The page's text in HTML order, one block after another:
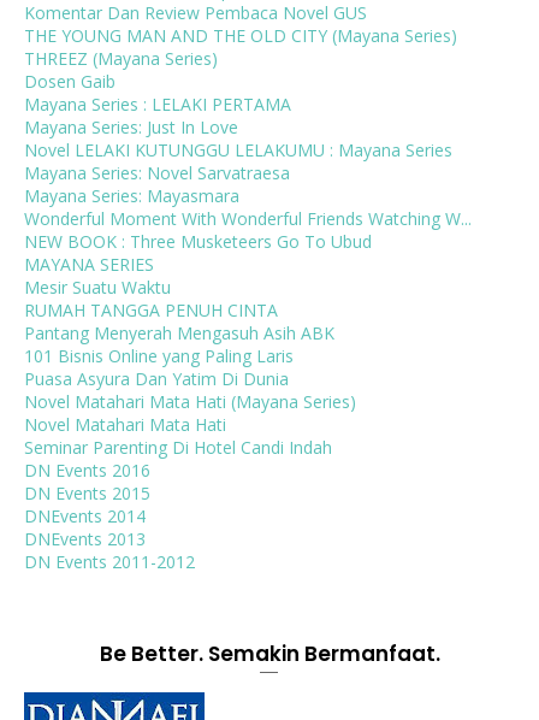
Komentar Dan Review Pembaca Novel GUS
THE YOUNG MAN AND THE OLD CITY (Mayana Series)
THREEZ (Mayana Series)
Dosen Gaib
Mayana Series : LELAKI PERTAMA
Mayana Series: Just In Love
Novel LELAKI KUTUNGGU LELAKUMU : Mayana Series
Mayana Series: Novel Sarvatraesa
Mayana Series: Mayasmara
Wonderful Moment With Wonderful Friends Watching W...
NEW BOOK : Three Musketeers Go To Ubud
MAYANA SERIES
Mesir Suatu Waktu
RUMAH TANGGA PENUH CINTA
Pantang Menyerah Mengasuh Asih ABK
101 Bisnis Online yang Paling Laris
Puasa Asyura Dan Yatim Di Dunia
Novel Matahari Mata Hati (Mayana Series)
Novel Matahari Mata Hati
Seminar Parenting Di Hotel Candi Indah
DN Events 2016
DN Events 2015
DNEvents 2014
DNEvents 2013
DN Events 2011-2012
Be Better. Semakin Bermanfaat.